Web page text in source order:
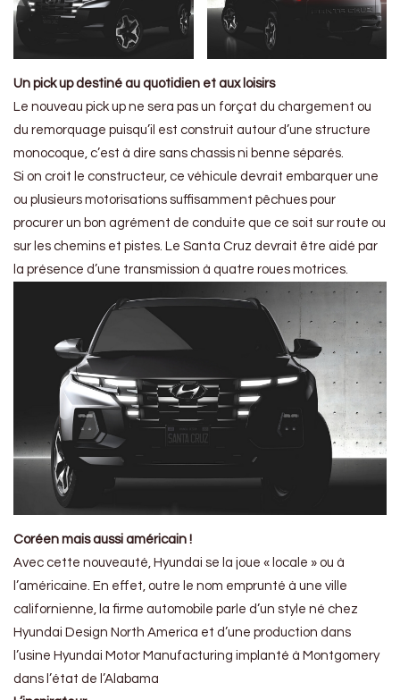
Un pick up destiné au quotidien et aux loisirs
Le nouveau pick up ne sera pas un forçat du chargement ou
du remorquage puisqu’il est construit autour d’une structure
monocoque, c’est à dire sans chassis ni benne séparés.
Si on croit le constructeur, ce véhicule devrait embarquer une
ou plusieurs motorisations suffisamment pêchues pour
procurer un bon agrément de conduite que ce soit sur route ou
sur les chemins et pistes. Le Santa Cruz devrait être aidé par
la présence d’une transmission à quatre roues motrices.
Coréen mais aussi américain !
Avec cette nouveauté, Hyundai se la joue « locale » ou à
l’américaine. En effet, outre le nom emprunté à une ville
californienne, la firme automobile parle d’un style né chez
Hyundai Design North America et d’une production dans
l’usine Hyundai Motor Manufacturing implanté à Montgomery
dans l’état de l’Alabama